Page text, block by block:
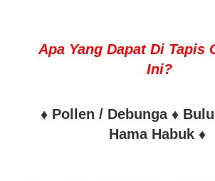
Apa Yang Dapat Di Tapis
Ini?
♦ Pollen / Debunga ♦
Hama Habuk ♦